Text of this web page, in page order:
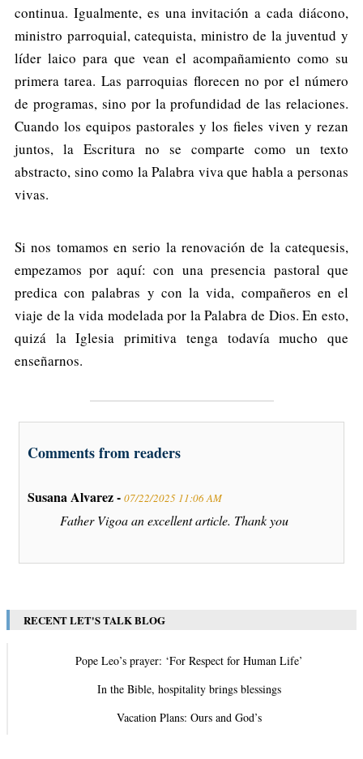
continua. Igualmente, es una invitación a cada diácono,
ministro parroquial, catequista, ministro de la juventud y
líder laico para que vean el acompañamiento como su
primera tarea. Las parroquias florecen no por el número
de programas, sino por la profundidad de las relaciones.
Cuando los equipos pastorales y los fieles viven y rezan
juntos, la Escritura no se comparte como un texto
abstracto, sino como la Palabra viva que habla a personas
vivas.
Si nos tomamos en serio la renovación de la catequesis,
empezamos por aquí: con una presencia pastoral que
predica con palabras y con la vida, compañeros en el
viaje de la vida modelada por la Palabra de Dios. En esto,
quizá la Iglesia primitiva tenga todavía mucho que
enseñarnos.
Comments from readers
Susana Alvarez - 07/22/2025 11:06 AM
Father Vigoa an excellent article. Thank you
RECENT LET'S TALK BLOG
Pope Leo’s prayer: ‘For Respect for Human Life’
In the Bible, hospitality brings blessings
Vacation Plans: Ours and God’s